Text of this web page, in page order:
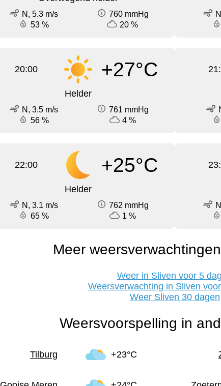
N, 5.3 m/s
760 mmHg
53 %
20 %
20:00 +27°C
Helder
N, 3.5 m/s
761 mmHg
56 %
4 %
22:00 +25°C
Helder
N, 3.1 m/s
762 mmHg
65 %
1 %
Meer
Weer in Sliven voor 5
Weersverwachting in Sliven
Weer Sliven 30 dagen
Weersvoorspelling in
Tilburg +23°C